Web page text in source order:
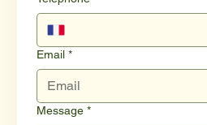
Email *
Message *